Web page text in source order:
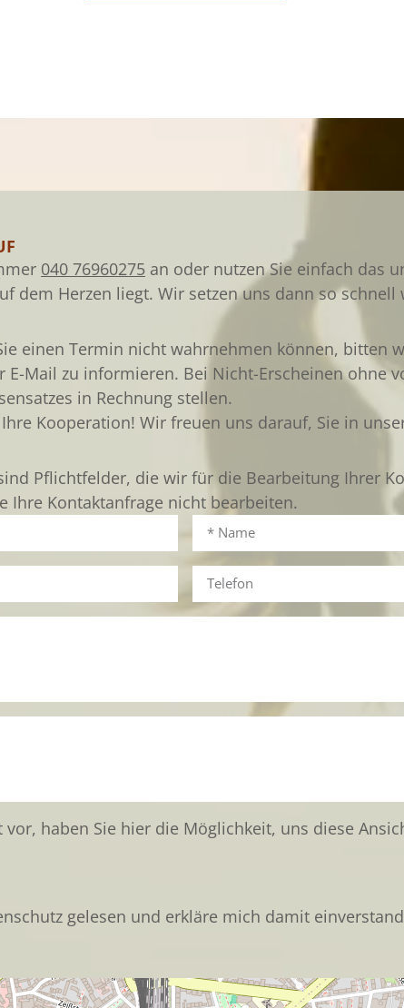
040 76960275 an oder nutzen Sie einfach das
dem Herzen liegt. Wir setzen uns dann so
einen Termin nicht wahrnehmen können, bitten
Mail zu informieren. Bei Nicht-Erscheinen ohne
in Rechnung stellen.
Kooperation! Wir freuen uns darauf, Sie in
Pflichtfelder, die wir für die Bearbeitung Ihrer
Ihre Kontaktanfrage nicht bearbeiten.
haben Sie hier die Möglichkeit, uns diese
gelesen und erkläre mich damit